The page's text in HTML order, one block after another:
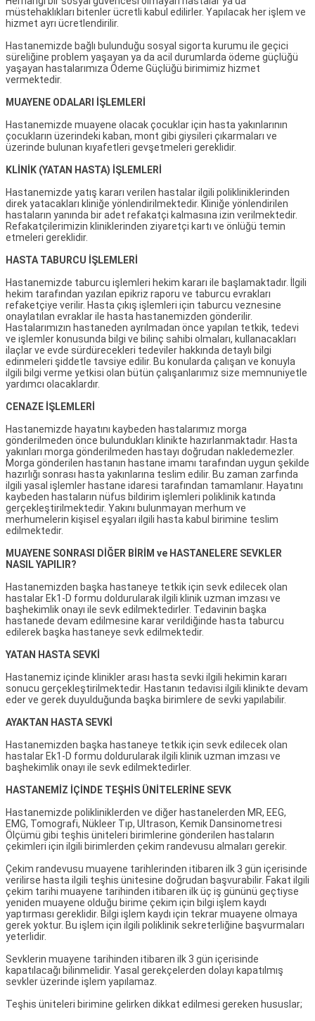
müstehaklıkları bitenler ücretli kabul edilirler. Yapılacak her işlem ve
hizmet ayrı ücretlendirilir.
Hastanemizde bağlı bulunduğu sosyal sigorta kurumu ile geçici
süreliğine problem yaşayan ya da acil durumlarda ödeme güçlüğü
yaşayan hastalarımıza Ödeme Güçlüğü birimimiz hizmet
vermektedir.
MUAYENE ODALARI İŞLEMLERİ
Hastanemizde muayene olacak çocuklar için hasta yakınlarının
çocukların üzerindeki kaban, mont gibi giysileri çıkarmaları ve
üzerinde bulunan kıyafetleri gevşetmeleri gereklidir.
KLİNİK (YATAN HASTA) İŞLEMLERİ
Hastanemizde yatış kararı verilen hastalar ilgili polikliniklerinden
direk yatacakları kliniğe yönlendirilmektedir. Kliniğe yönlendirilen
hastaların yanında bir adet refakatçi kalmasına izin verilmektedir.
Refakatçilerimizin kliniklerinden ziyaretçi kartı ve önlüğü temin
etmeleri gereklidir.
HASTA TABURCU İŞLEMLERİ
Hastanemizde taburcu işlemleri hekim kararı ile başlamaktadır. İlgili
hekim tarafından yazılan epikriz raporu ve taburcu evrakları
refaketçiye verilir. Hasta çıkış işlemleri için taburcu veznesine
onaylatılan evraklar ile hasta hastanemizden gönderilir.
Hastalarımızın hastaneden ayrılmadan önce yapılan tetkik, tedevi
ve işlemler konusunda bilgi ve bilinç sahibi olmaları, kullanacakları
ilaçlar ve evde sürdürecekleri tedeviler hakkında detaylı bilgi
edinmeleri şiddetle tavsiye edilir. Bu konularda çalışan ve konuyla
ilgili bilgi verme yetkisi olan bütün çalışanlarımız size memnuniyetle
yardımcı olacaklardır.
CENAZE İŞLEMLERİ
Hastanemizde hayatını kaybeden hastalarımız morga
gönderilmeden önce bulundukları klinikte hazırlanmaktadır. Hasta
yakınları morga gönderilmeden hastayı doğrudan nakledemezler.
Morga gönderilen hastanın hastane imamı tarafından uygun şekilde
hazırlığı sonrası hasta yakınlarına teslim edilir. Bu zaman zarfında
ilgili yasal işlemler hastane idaresi tarafından tamamlanır. Hayatını
kaybeden hastaların nüfus bildirim işlemleri poliklinik katında
gerçekleştirilmektedir. Yakını bulunmayan merhum ve
merhumelerin kişisel eşyaları ilgili hasta kabul birimine teslim
edilmektedir.
MUAYENE SONRASI DİĞER BİRİM ve HASTANELERE SEVKLER
NASIL YAPILIR?
Hastanemizden başka hastaneye tetkik için sevk edilecek olan
hastalar Ek1-D formu doldurularak ilgili klinik uzman imzası ve
başhekimlik onayı ile sevk edilmektedirler. Tedavinin başka
hastanede devam edilmesine karar verildiğinde hasta taburcu
edilerek başka hastaneye sevk edilmektedir.
YATAN HASTA SEVKİ
Hastanemiz içinde klinikler arası hasta sevki ilgili hekimin kararı
sonucu gerçekleştirilmektedir. Hastanın tedavisi ilgili klinikte devam
eder ve gerek duyulduğunda başka birimlere de sevki yapılabilir.
AYAKTAN HASTA SEVKİ
Hastanemizden başka hastaneye tetkik için sevk edilecek olan
hastalar Ek1-D formu doldurularak ilgili klinik uzman imzası ve
başhekimlik onayı ile sevk edilmektedirler.
HASTANEMİZ İÇİNDE TEŞHİS ÜNİTELERİNE SEVK
Hastanemizde polikliniklerden ve diğer hastanelerden MR, EEG,
EMG, Tomografi, Nükleer Tıp, Ultrason, Kemik Dansinometresi
Ölçümü gibi teşhis üniteleri birimlerine gönderilen hastaların
çekimleri için ilgili birimlerden çekim randevusu almaları gerekir.
Çekim randevusu muayene tarihlerinden itibaren ilk 3 gün içerisinde
verilirse hasta ilgili teşhis ünitesine doğrudan başvurabilir. Fakat ilgili
çekim tarihi muayene tarihinden itibaren ilk üç iş gününü geçtiyse
yeniden muayene olduğu birime çekim için bilgi işlem kaydı
yaptırması gereklidir. Bilgi işlem kaydı için tekrar muayene olmaya
gerek yoktur. Bu işlem için ilgili poliklinik sekreterliğine başvurmaları
yeterlidir.
Sevklerin muayene tarihinden itibaren ilk 3 gün içerisinde
kapatılacağı bilinmelidir. Yasal gerekçelerden dolayı kapatılmış
sevkler üzerinde işlem yapılamaz.
Teşhis üniteleri birimine gelirken dikkat edilmesi gereken hususlar;